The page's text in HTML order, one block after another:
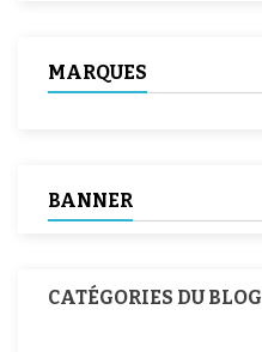
MARQUES
BANNER
CATÉGORIES DU BLOG